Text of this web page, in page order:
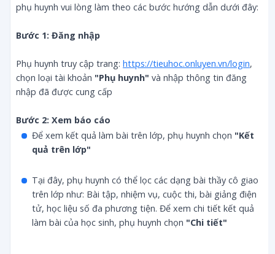
phụ huynh vui lòng làm theo các bước hướng dẫn dưới đây:
Bước 1: Đăng nhập
Phụ huynh truy cập trang: https://tieuhoc.onluyen.vn/login,
chọn loại tài khoản "Phụ huynh" và nhập thông tin đăng
nhập đã được cung cấp
Bước 2: Xem báo cáo
Để xem kết quả làm bài trên lớp, phụ huynh chọn "Kết
quả trên lớp"
Tại đây, phụ huynh có thể lọc các dạng bài thầy cô giao
trên lớp như: Bài tập, nhiệm vụ, cuộc thi, bài giảng điện
tử, học liệu số đa phương tiện. Để xem chi tiết kết quả
làm bài của học sinh, phụ huynh chọn "Chi tiết"